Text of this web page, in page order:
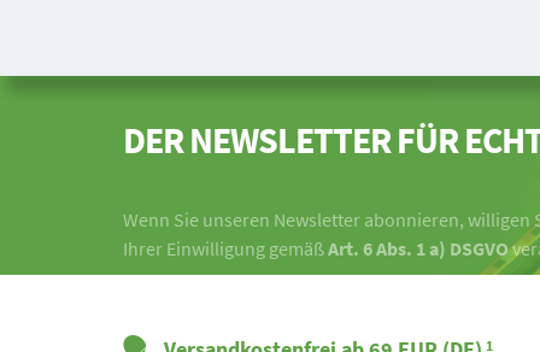
DER NEWSLETTER FÜR
Wenn Sie unseren Newsletter abonnieren, willigen
Ihrer Einwilligung gemäßArt. 6 Abs. 1 a) DSGVO
1